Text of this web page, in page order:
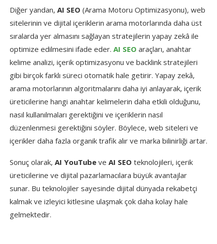
Diğer yandan, AI SEO (Arama Motoru Optimizasyonu), web
sitelerinin ve dijital içeriklerin arama motorlarında daha üst
sıralarda yer almasını sağlayan stratejilerin yapay zekâ ile
optimize edilmesini ifade eder. AI SEO araçları, anahtar
kelime analizi, içerik optimizasyonu ve backlink stratejileri
gibi birçok farklı süreci otomatik hale getirir. Yapay zekâ,
arama motorlarının algoritmalarını daha iyi anlayarak, içerik
üreticilerine hangi anahtar kelimelerin daha etkili olduğunu,
nasıl kullanılmaları gerektiğini ve içeriklerin nasıl
düzenlenmesi gerektiğini söyler. Böylece, web siteleri ve
içerikler daha fazla organik trafik alır ve marka bilinirliği artar.
Sonuç olarak, AI YouTube ve AI SEO teknolojileri, içerik
üreticilerine ve dijital pazarlamacılara büyük avantajlar
sunar. Bu teknolojiler sayesinde dijital dünyada rekabetçi
kalmak ve izleyici kitlesine ulaşmak çok daha kolay hale
gelmektedir.